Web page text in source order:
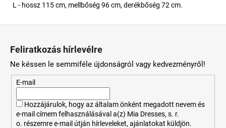
L - hossz 115 cm, mellbőség 96 cm, derékbőség 72 cm.
Feliratkozás hírlevélre
Ne késsen le semmiféle újdonságról vagy kedvezményről!
E-mail
Hozzájárulok, hogy az általam önként megadott nevem és
e-mail címem felhasználásával a(z) Mia Dresses, s. r.
o. részemre e-mail útján hírleveleket, ajánlatokat küldjön.